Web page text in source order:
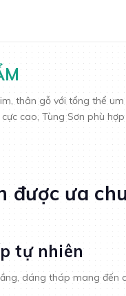
thân gỗ với tổng thể
cao, Tùng Sơn phù
được ưa
tự nhiên
dáng tháp mang đến